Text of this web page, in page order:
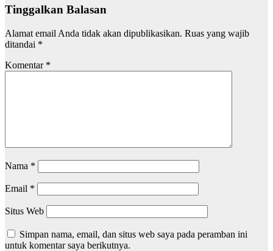
Tinggalkan Balasan
Alamat email Anda tidak akan dipublikasikan. Ruas yang wajib
ditandai *
Komentar *
Nama *
Email *
Situs Web
Simpan nama, email, dan situs web saya pada peramban ini
untuk komentar saya berikutnya.